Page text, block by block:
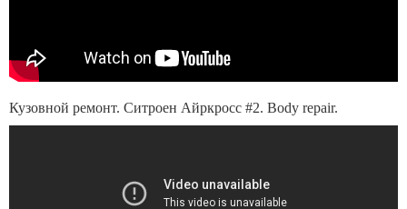
Кузовной ремонт. Ситроен Айркросс #2. Body repair.